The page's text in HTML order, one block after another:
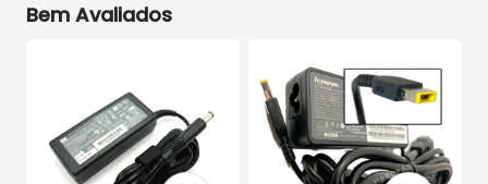
Bem Avaliados